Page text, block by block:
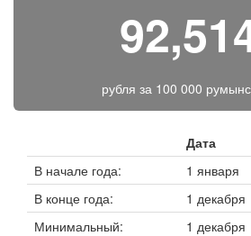
рубля за 100 000
Дата
В начале года:
1 января
В конце года:
1 декабря
Минимальный:
1 декабря